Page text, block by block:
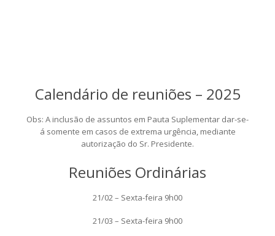
Calendário de reuniões – 2025
Obs: A inclusão de assuntos em Pauta Suplementar dar-se-
á somente em casos de extrema urgência, mediante
autorização do Sr. Presidente.
Reuniões Ordinárias
21/02 – Sexta-feira 9h00
21/03 – Sexta-feira 9h00